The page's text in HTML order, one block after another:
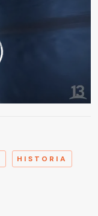
HISTORIA